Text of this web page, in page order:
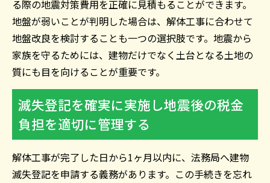
る際の地震対策費用を正確に見積もることができます。
地盤が弱いことが判明した場合は、解体工事に合わせて
地盤改良を検討することも一つの選択肢です。地震から
家族を守るためには、建物だけでなく土台となる土地の
質にも目を向けることが重要です。
滅失登記を確実に実施し地震後の税金
負担を適切に管理する
解体工事が完了した日から1ヶ月以内に、法務局へ建物
滅失登記を申請する義務があります。この手続きを忘れ